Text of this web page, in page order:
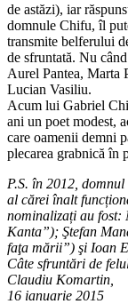
de astăzi), iar
domnule Chifu, îl
transmite belferului
de sfruntată. Nu
Aurel Pantea, Marta
Lucian Vasiliu.
Acum lui Gabriel
ani un poet modest,
care oamenii demni
plecarea grabnică în
P.S. în 2012,
al cărei înalt
nominalizați au fost:
Kanta”); Ştefan
faţa mării”) şi Ioan
Câte sfruntări de
Claudiu Komartin,
16 ianuarie 2015